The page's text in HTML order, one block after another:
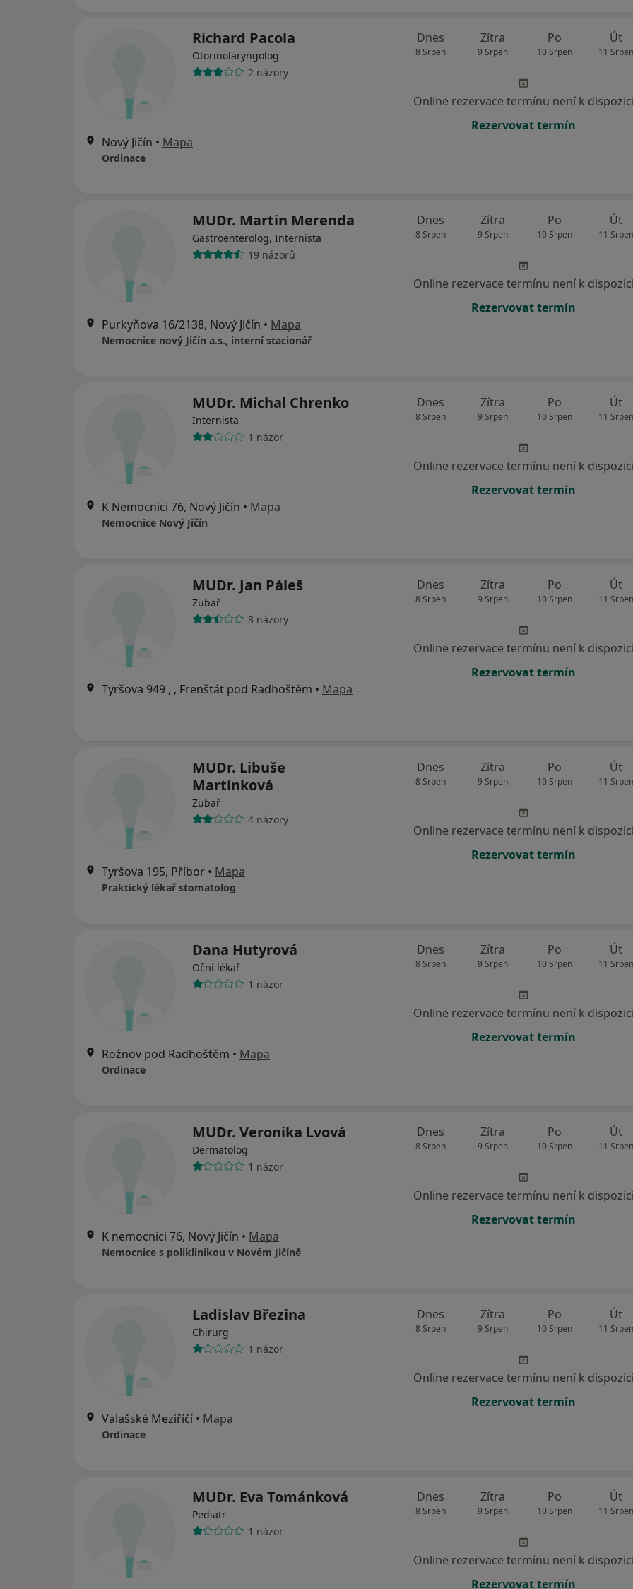
Richard Pacola
Otorinolaryngolog
2 názory
Nový Jičín • Mapa
Ordinace
Dnes
8 Srpen
Zítra
9 Srpen
Po
10 Srpen
Út
11 Srpen
Online rezervace termínu není k dispozici
Rezervovat termín
MUDr. Martin Merenda
Gastroenterolog, Internista
19 názorů
Purkyňova 16/2138, Nový Jičín • Mapa
Nemocnice nový Jičín a.s., interní stacionář
Dnes
8 Srpen
Zítra
9 Srpen
Po
10 Srpen
Út
11 Srpen
Online rezervace termínu není k dispozici
Rezervovat termín
MUDr. Michal Chrenko
Internista
1 názor
K Nemocnici 76, Nový Jičín • Mapa
Nemocnice Nový Jičín
Dnes
8 Srpen
Zítra
9 Srpen
Po
10 Srpen
Út
11 Srpen
Online rezervace termínu není k dispozici
Rezervovat termín
MUDr. Jan Páleš
Zubař
3 názory
Tyršova 949 , , Frenštát pod Radhoštěm • Mapa
Dnes
8 Srpen
Zítra
9 Srpen
Po
10 Srpen
Út
11 Srpen
Online rezervace termínu není k dispozici
Rezervovat termín
MUDr. Libuše
Martínková
Zubař
4 názory
Tyršova 195, Příbor • Mapa
Praktický lékař stomatolog
Dnes
8 Srpen
Zítra
9 Srpen
Po
10 Srpen
Út
11 Srpen
Online rezervace termínu není k dispozici
Rezervovat termín
Dana Hutyrová
Oční lékař
1 názor
Rožnov pod Radhoštěm • Mapa
Ordinace
Dnes
8 Srpen
Zítra
9 Srpen
Po
10 Srpen
Út
11 Srpen
Online rezervace termínu není k dispozici
Rezervovat termín
MUDr. Veronika Lvová
Dermatolog
1 názor
K nemocnici 76, Nový Jičín • Mapa
Nemocnice s poliklinikou v Novém Jičíně
Dnes
8 Srpen
Zítra
9 Srpen
Po
10 Srpen
Út
11 Srpen
Online rezervace termínu není k dispozici
Rezervovat termín
Ladislav Březina
Chirurg
1 názor
Valašské Meziříčí • Mapa
Ordinace
Dnes
8 Srpen
Zítra
9 Srpen
Po
10 Srpen
Út
11 Srpen
Online rezervace termínu není k dispozici
Rezervovat termín
MUDr. Eva Tománková
Pediatr
1 názor
Dnes
8 Srpen
Zítra
9 Srpen
Po
10 Srpen
Út
11 Srpen
Online rezervace termínu není k dispozici
Rezervovat termín